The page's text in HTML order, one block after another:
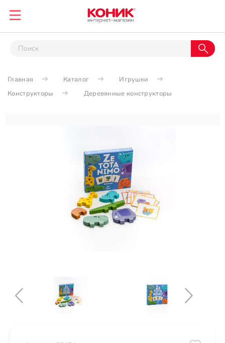
Главная Каталог
Игрушки
Конструкторы
Деревянные конструкторы